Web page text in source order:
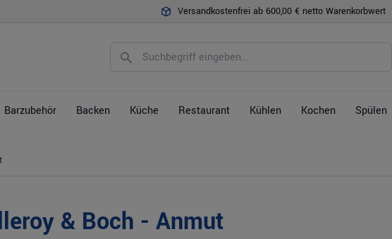
Versandkostenfrei ab 600,00 € netto Warenkorbwert
Barzubehör Backen Küche Restaurant Kühlen Kochen Spülen
& Boch - Anmut